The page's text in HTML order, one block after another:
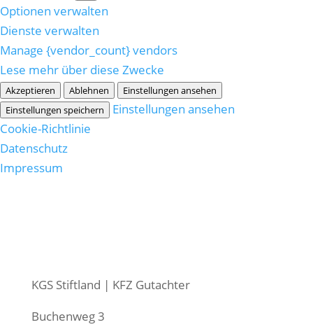
Optionen verwalten
Dienste verwalten
Manage {vendor_count} vendors
Lese mehr über diese Zwecke
Akzeptieren Ablehnen
Einstellungen ansehen
Einstellungen speichern
Einstellungen ansehen
Cookie-Richtlinie
Datenschutz
Impressum
KGS Stiftland | KFZ Gutachter
Buchenweg 3